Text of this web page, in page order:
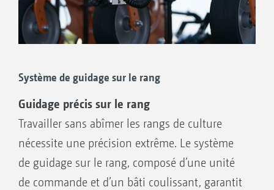
Système de guidage sur le rang
Guidage précis sur le rang
Travailler sans abîmer les rangs de culture
nécessite une précision extrême. Le système
de guidage sur le rang, composé d’une unité
de commande et d’un bâti coulissant, garantit